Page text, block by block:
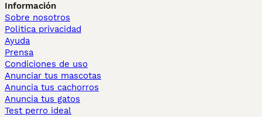
Información
Sobre nosotros
Politica privacidad
Ayuda
Prensa
Condiciones de uso
Anunciar tus mascotas
Anuncia tus cachorros
Anuncia tus gatos
Test perro ideal